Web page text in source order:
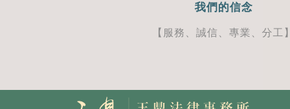
我們的信念
【服務、誠信、專業、分工】